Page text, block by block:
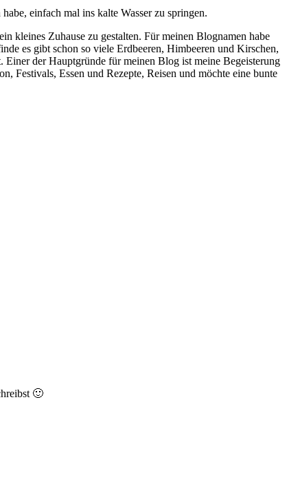
einfach mal ins kalte Wasser zu springen.
kleines Zuhause zu gestalten. Für meinen Blognamen habe
es gibt schon so viele Erdbeeren, Himbeeren und Kirschen,
Einer der Hauptgründe für meinen Blog ist meine Begeisterung
Festivals, Essen und Rezepte, Reisen und möchte eine bunte
🙂